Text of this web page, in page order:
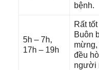
bệnh.
5h – 7h,
17h – 19h
Rất
Buôn
đều
người